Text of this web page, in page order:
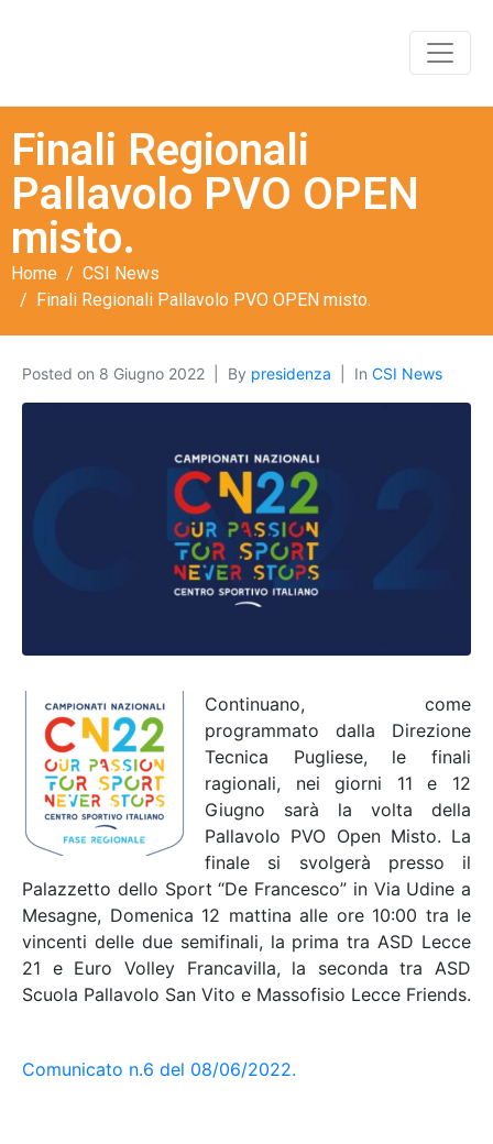
Finali Regionali
Pallavolo PVO OPEN
misto.
Home
CSI News
Finali Regionali Pallavolo PVO OPEN misto.
Posted on 8 Giugno 2022 By presidenza In CSI News
Continuano, come
programmato dalla Direzione
Tecnica Pugliese, le finali
ragionali, nei giorni 11 e 12
Giugno sarà la volta della
Pallavolo PVO Open Misto. La
finale si svolgerà presso il
Palazzetto dello Sport “De Francesco” in Via Udine a
Mesagne, Domenica 12 mattina alle ore 10:00 tra le
vincenti delle due semifinali, la prima tra ASD Lecce
21 e Euro Volley Francavilla, la seconda tra ASD
Scuola Pallavolo San Vito e Massofisio Lecce Friends.
Comunicato n.6 del 08/06/2022.